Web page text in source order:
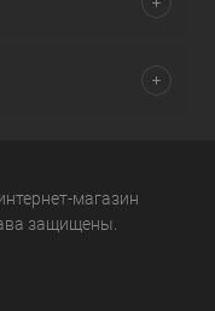
магазин
защищены.